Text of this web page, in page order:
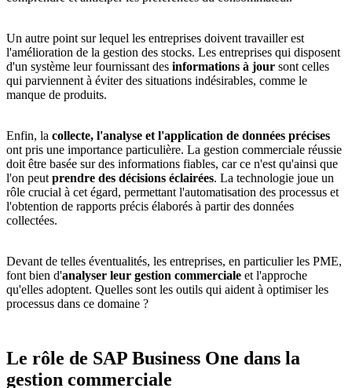
Un autre point sur lequel les entreprises doivent travailler est
l'amélioration de la gestion des stocks. Les entreprises qui disposent
d'un système leur fournissant des informations à jour sont celles
qui parviennent à éviter des situations indésirables, comme le
manque de produits.
Enfin, la collecte, l'analyse et l'application de données précises
ont pris une importance particulière. La gestion commerciale réussie
doit être basée sur des informations fiables, car ce n'est qu'ainsi que
l'on peut prendre des décisions éclairées. La technologie joue un
rôle crucial à cet égard, permettant l'automatisation des processus et
l'obtention de rapports précis élaborés à partir des données
collectées.
Devant de telles éventualités, les entreprises, en particulier les PME,
font bien d'analyser leur gestion commerciale et l'approche
qu'elles adoptent. Quelles sont les outils qui aident à optimiser les
processus dans ce domaine ?
Le rôle de SAP Business One dans la
gestion commerciale